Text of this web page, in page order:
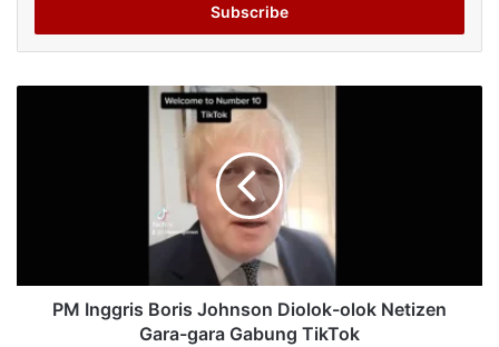
PM Inggris Boris Johnson Diolok-olok Netizen
Gara-gara Gabung TikTok